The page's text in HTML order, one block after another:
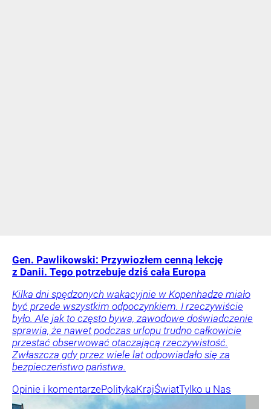
Gen. Pawlikowski: Przywiozłem cenną lekcję
z Danii. Tego potrzebuje dziś cała Europa
Kilka dni spędzonych wakacyjnie w Kopenhadze miało
być przede wszystkim odpoczynkiem. I rzeczywiście
było. Ale jak to często bywa, zawodowe doświadczenie
sprawia, że nawet podczas urlopu trudno całkowicie
przestać obserwować otaczającą rzeczywistość.
Zwłaszcza gdy przez wiele lat odpowiadało się za
bezpieczeństwo państwa.
Opinie i komentarzePolitykaKrajŚwiatTylko u Nas